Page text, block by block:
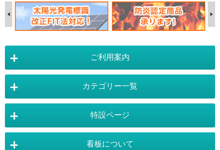
ご利用案内
店舗詳細情報 カテゴリー一覧
スタンド看板：オプション バナースタンド
特設ページ
看板について